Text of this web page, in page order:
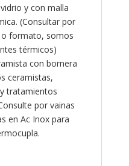
y con malla
(Consultar por
formato, somos
térmicos)
con bornera
ceramistas,
tratamientos
por vainas
en Ac Inox para